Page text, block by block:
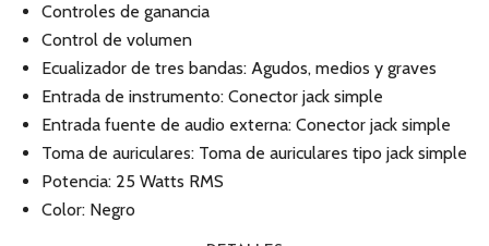
Controles de ganancia
Control de volumen
Ecualizador de tres bandas: Agudos, medios y graves
Entrada de instrumento: Conector jack simple
Entrada fuente de audio externa: Conector jack simple
Toma de auriculares: Toma de auriculares tipo jack simple
Potencia: 25 Watts RMS
Color: Negro